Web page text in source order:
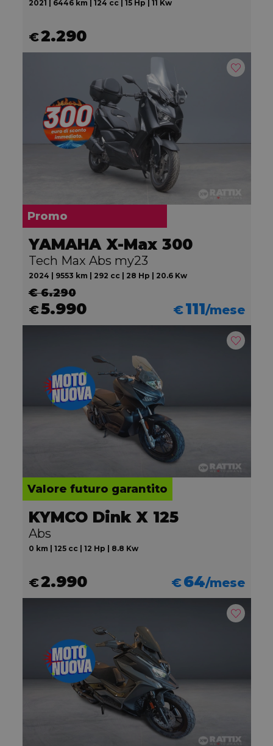
2021 | 6446 km | 124 cc | 15 Hp | 11 Kw
€2.290
Promo
YAMAHA X-Max 300
Tech Max Abs my23
2024 | 9553 km | 292 cc | 28 Hp | 20.6 Kw
€ 6.290
€5.990 €111/mese
Valore futuro garantito
KYMCO Dink X 125
Abs
0 km | 125 cc | 12 Hp | 8.8 Kw
€2.990 €64/mese